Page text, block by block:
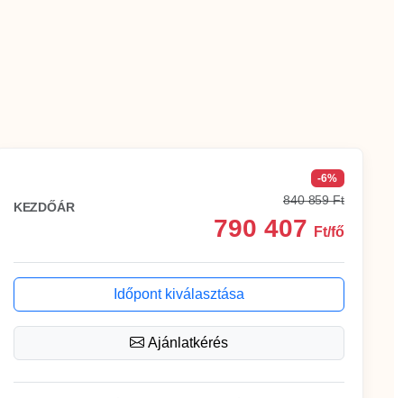
KEZDŐÁR
-6%
840 859 Ft
790 407 Ft/fő
Időpont kiválasztása
Ajánlatkérés